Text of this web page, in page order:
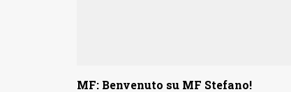
MF: Benvenuto su MF Stefano!